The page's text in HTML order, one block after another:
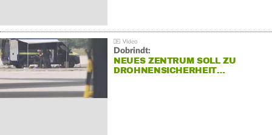
Dobrindt:
NEUES ZENTRUM SOLL ZU
DROHNENSICHERHEIT…